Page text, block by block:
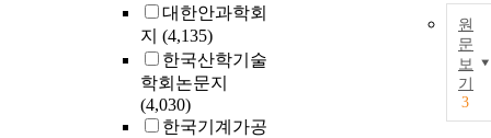
대한안과학회
지 (4,135)
한국산학기술
학회논문지
(4,030)
한국기계가공
원
문
보
기
3